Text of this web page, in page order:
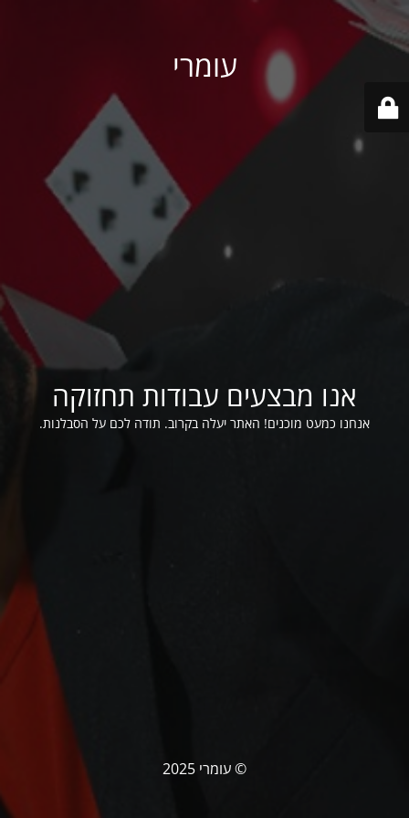
עומרי
אנו מבצעים עבודות תחזוקה
אנחנו כמעט מוכנים! האתר יעלה בקרוב. תודה לכם על הסבלנות.
© עומרי 2025